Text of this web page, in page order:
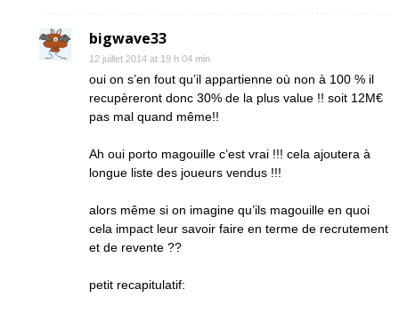
bigwave33
12 juillet 2014 at 19 h 04 min
oui on s’en fout qu’il appartienne où non à 100 % il
recupèreront donc 30% de la plus value !! soit 12M€
pas mal quand même!!
Ah oui porto magouille c’est vrai !!! cela ajoutera à
longue liste des joueurs vendus !!!
alors même si on imagine qu’ils magouille en quoi
cela impact leur savoir faire en terme de recrutement
et de revente ??
petit recapitulatif: